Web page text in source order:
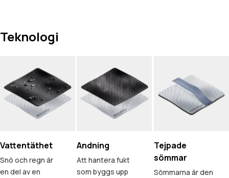
Teknologi
Vattentäthet
Snö och regn är
en del av en
Andning
Att hantera fukt
som byggs upp
Tejpade
sömmar
Sömmarna är den